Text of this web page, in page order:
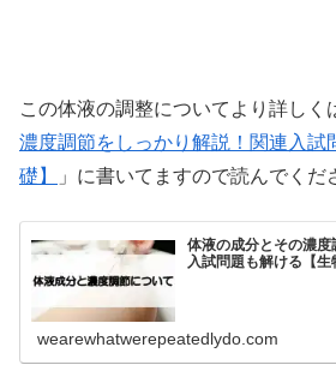
この体液の調整についてより詳しく
濃度調節をしっかり解説！関連入試
礎】
」に書いてますので読んでくだ
体液の成分とその濃
入試問題も解ける【生
wearewhatwerepeatedlydo.com